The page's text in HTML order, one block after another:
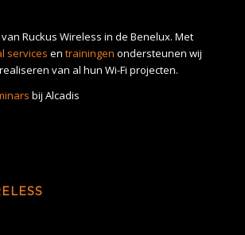
Ruckus Wireless in de Benelux. Met
services en trainingen ondersteunen wij
van al hun Wi-Fi projecten.
bij Alcadis